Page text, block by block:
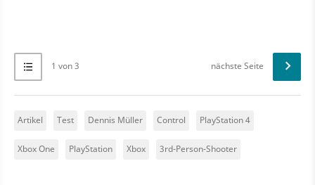
1 von 3 nächste Seite
Artikel Test Dennis Müller Control PlayStation 4
Xbox One PlayStation Xbox 3rd-Person-Shooter